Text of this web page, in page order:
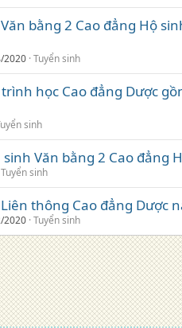
bằng 2 Cao đẳng Hộ
2020 Tuyển sinh
học Cao đẳng Dược
sinh
Văn bằng 2 Cao đẳng
Tuyển sinh
thông Cao đẳng Dược
2020 Tuyển sinh